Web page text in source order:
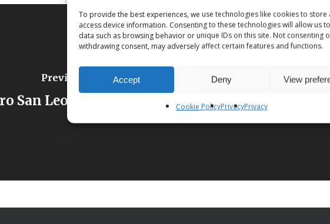
To provide the best experiences, we use technologies like cookies to
access device information. Consenting to these technologies will allow us
data such as browsing behavior or unique IDs on this site. Not consenting
withdrawing consent, may adversely affect certain features and functions.
Accept Deny View
Cookie PolicyPrivacyPrivacy
Previous Post
San Leonardo